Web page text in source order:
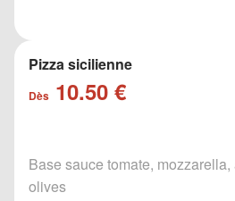
Pizza sicilienne
Dès 10.50 €
Base sauce tomate,
olives